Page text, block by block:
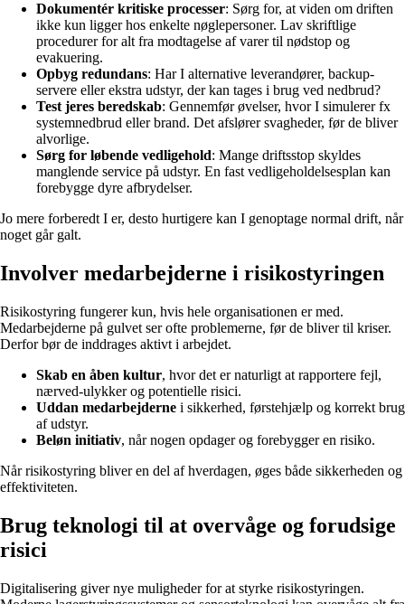
Dokumentér kritiske processer: Sørg for, at viden om driften
ikke kun ligger hos enkelte nøglepersoner. Lav skriftlige
procedurer for alt fra modtagelse af varer til nødstop og
evakuering.
Opbyg redundans: Har I alternative leverandører, backup-
servere eller ekstra udstyr, der kan tages i brug ved nedbrud?
Test jeres beredskab: Gennemfør øvelser, hvor I simulerer fx
systemnedbrud eller brand. Det afslører svagheder, før de bliver
alvorlige.
Sørg for løbende vedligehold: Mange driftsstop skyldes
manglende service på udstyr. En fast vedligeholdelsesplan kan
forebygge dyre afbrydelser.
Jo mere forberedt I er, desto hurtigere kan I genoptage normal drift, når
noget går galt.
Involver medarbejderne i risikostyringen
Risikostyring fungerer kun, hvis hele organisationen er med.
Medarbejderne på gulvet ser ofte problemerne, før de bliver til kriser.
Derfor bør de inddrages aktivt i arbejdet.
Skab en åben kultur, hvor det er naturligt at rapportere fejl,
nærved-ulykker og potentielle risici.
Uddan medarbejderne i sikkerhed, førstehjælp og korrekt brug
af udstyr.
Beløn initiativ, når nogen opdager og forebygger en risiko.
Når risikostyring bliver en del af hverdagen, øges både sikkerheden og
effektiviteten.
Brug teknologi til at overvåge og forudsige
risici
Digitalisering giver nye muligheder for at styrke risikostyringen.